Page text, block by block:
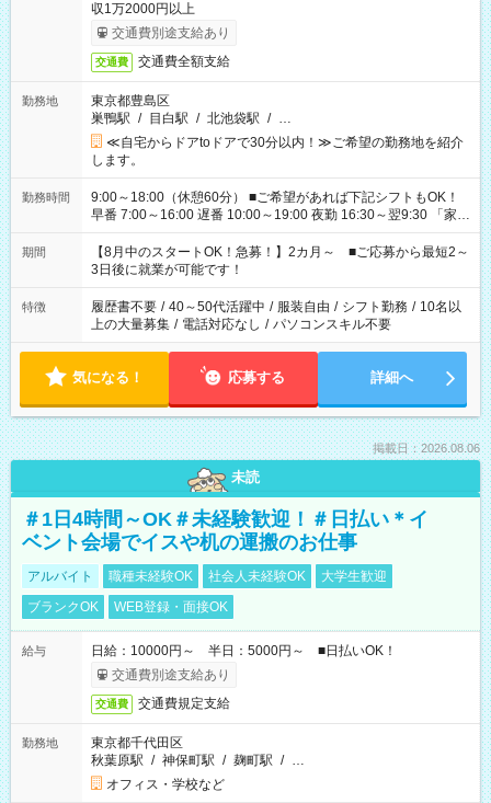
収1万2000円以上
交通費別途支給あり
交通費 交通費全額支給
勤務地
東京都豊島区
巣鴨駅 / 目白駅 / 北池袋駅 / …
≪自宅からドアtoドアで30分以内！≫ご希望の勤務地を紹介
します。
勤務時間
9:00～18:00（休憩60分） ■ご希望があれば下記シフトもOK！
早番 7:00～16:00 遅番 10:00～19:00 夜勤 16:30～翌9:30 「家族
と休みを合わせたい」 「余裕を持って夕飯の準備がしたい」
「できれば残業はしたくない」 など、ご希望を教えてください
ね。 ※Wワーク希望の方へ 今ご覧のお仕事で希望する勤務時間
と、もう1つのお仕事の勤務時間。 合計で週40時間を超える場
合は応募できません。
期間
【8月中のスタートOK！急募！】2カ月～ ■ご応募から最短2～
3日後に就業が可能です！
特徴 履歴書不要 / 40～50代活躍中 / 服装自由 / シフト勤務 / 10名以
上の大量募集 / 電話対応なし / パソコンスキル不要
気になる！ 応募する 詳細へ
掲載日：2026.08.06
未読
＃1日4時間～OK＃未経験歓迎！＃日払い＊イ
ベント会場でイスや机の運搬のお仕事
アルバイト 職種未経験OK 社会人未経験OK
大学生歓迎
ブランクOK
WEB登録・面接OK
給与
日給：10000円～ 半日：5000円～ ■日払いOK！
交通費別途支給あり
交通費 交通費規定支給
勤務地
東京都千代田区
秋葉原駅 / 神保町駅 / 麹町駅 / …
オフィス・学校など